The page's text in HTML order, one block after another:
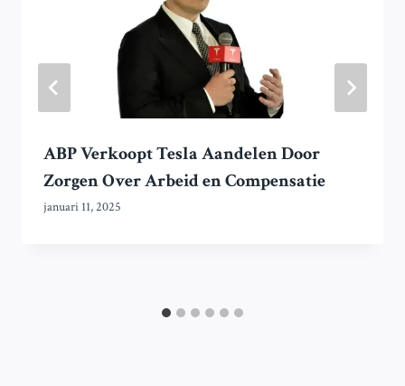
ABP Verkoopt Tesla Aandelen Door
Zorgen Over Arbeid en Compensatie
januari 11, 2025